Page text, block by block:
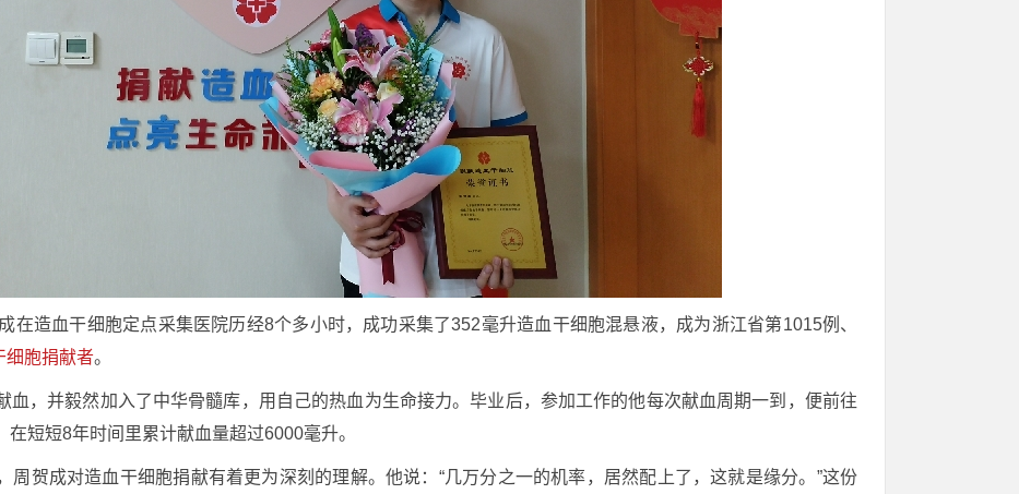
在造血干细胞定点采集医院历经8个多小时，成功采集了352毫升造血干细胞混悬液，成为浙江省第1015例、
细胞捐献者。
血，并毅然加入了中华骨髓库，用自己的热血为生命接力。毕业后，参加工作的他每次献血周期一到，便前往
短短8年时间里累计献血量超过6000毫升。
周贺成对造血干细胞捐献有着更为深刻的理解。他说：“几万分之一的机率，居然配上了，这就是缘分。”这份